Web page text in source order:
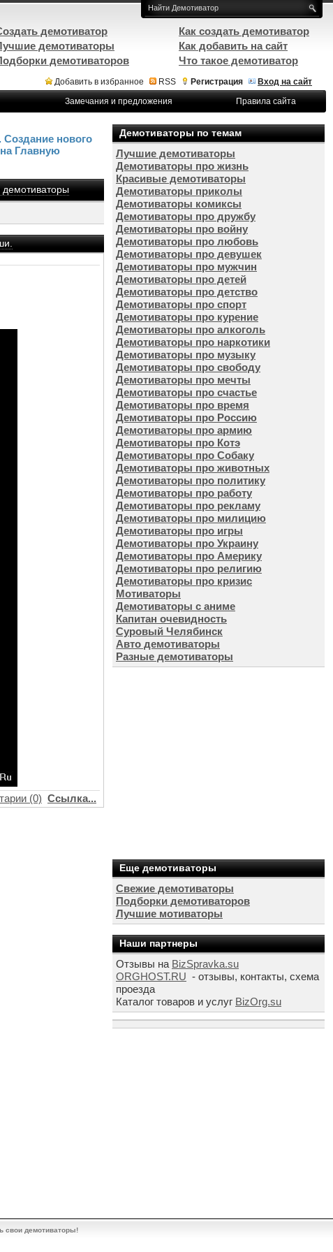
Добавить в избранное RSS Регистрация
Вход на сайт
Замечания и предложения Правила сайта
нового
Главную
(0) Ссылка...
Демотиваторы по темам
Лучшие демотиваторы
Демотиваторы про жизнь
Красивые демотиваторы
Демотиваторы приколы
Демотиваторы комиксы
Демотиваторы про дружбу
Демотиваторы про войну
Демотиваторы про любовь
Демотиваторы про девушек
Демотиваторы про мужчин
Демотиваторы про детей
Демотиваторы про детство
Демотиваторы про спорт
Демотиваторы про курение
Демотиваторы про алкоголь
Демотиваторы про наркотики
Демотиваторы про музыку
Демотиваторы про свободу
Демотиваторы про мечты
Демотиваторы про счастье
Демотиваторы про время
Демотиваторы про Россию
Демотиваторы про армию
Демотиваторы про Котэ
Демотиваторы про Собаку
Демотиваторы про животных
Демотиваторы про политику
Демотиваторы про работу
Демотиваторы про рекламу
Демотиваторы про милицию
Демотиваторы про игры
Демотиваторы про Украину
Демотиваторы про Америку
Демотиваторы про религию
Демотиваторы про кризис
Мотиваторы
Демотиваторы с аниме
Капитан очевидность
Суровый Челябинск
Авто демотиваторы
Разные демотиваторы
Еще демотиваторы
Свежие демотиваторы
Подборки демотиваторов
Лучшие мотиваторы
Наши партнеры
Отзывы на BizSpravka.su
ORGHOST.RU - отзывы, контакты, схема
проезда
Каталог товаров и услуг BizOrg.su
демотиватор
демотиваторы
демотиваторов
Как создать демотиватор
Как добавить на сайт
Что такое демотиватор
свои демотиваторы!